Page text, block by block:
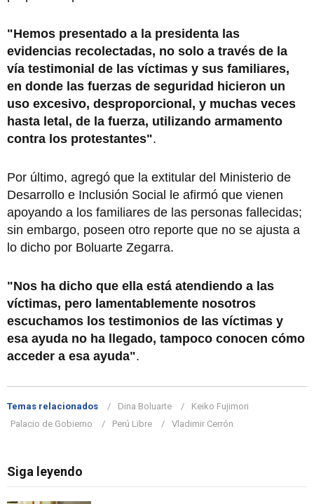
"Hemos presentado a la presidenta las
evidencias recolectadas, no solo a través de la
vía testimonial de las víctimas y sus familiares,
en donde las fuerzas de seguridad hicieron un
uso excesivo, desproporcional, y muchas veces
hasta letal, de la fuerza, utilizando armamento
contra los protestantes".
Por último, agregó que la extitular del Ministerio de
Desarrollo e Inclusión Social le afirmó que vienen
apoyando a los familiares de las personas fallecidas;
sin embargo, poseen otro reporte que no se ajusta a
lo dicho por Boluarte Zegarra.
"Nos ha dicho que ella está atendiendo a las
víctimas, pero lamentablemente nosotros
escuchamos los testimonios de las víctimas y
esa ayuda no ha llegado, tampoco conocen cómo
acceder a esa ayuda".
Temas relacionados Dina Boluarte
Keiko Fujimori
Palacio de Gobierno
Perú Libre Vladimir Cerrón
Siga leyendo